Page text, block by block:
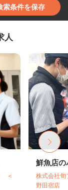
索条件を保存
人
＜
鮮魚店の
株式会社旬
野田宿店